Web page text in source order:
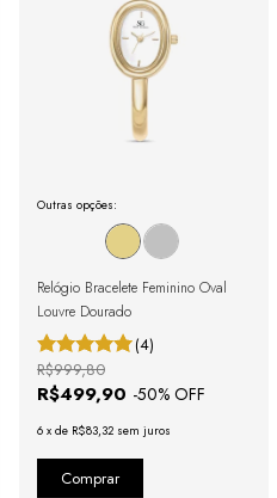
Outras opções:
Relógio Bracelete Feminino Oval
Louvre Dourado
(4)
R$499,90 -50% OFF
R$999,80
6 x de R$83,32 sem juros